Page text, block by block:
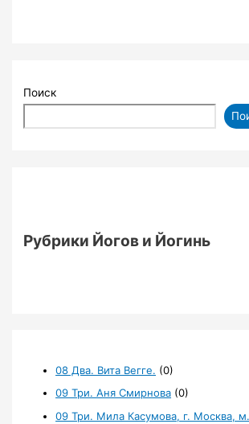
Поиск
Рубрики Йогов и Йогинь
08 Два. Вита Вегге. (0)
09 Три. Аня Смирнова (0)
09 Три. Мила Касумова, г. Москва,